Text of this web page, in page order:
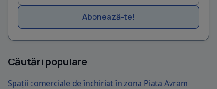
Abonează-te!
Căutări populare
Spații comerciale de închiriat în zona Piata Avram